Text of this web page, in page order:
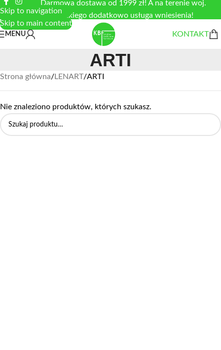
Skip to navigation
Skip to main content
Darmowa dostawa od 1999 zł! A na terenie woj.
łódzkiego dodatkowo usługa wniesienia!
MENU KONTAKT
ARTI
Strona główna/LENART/ARTI
Nie znaleziono produktów, których szukasz.